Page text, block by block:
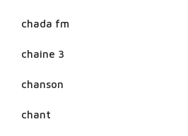
chada fm
chaine 3
chanson
chant